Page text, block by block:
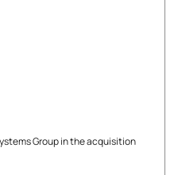
Group in the acquisition